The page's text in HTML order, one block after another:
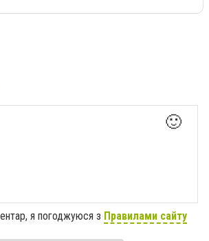
🙂
я погоджуюся з Правилами сайту